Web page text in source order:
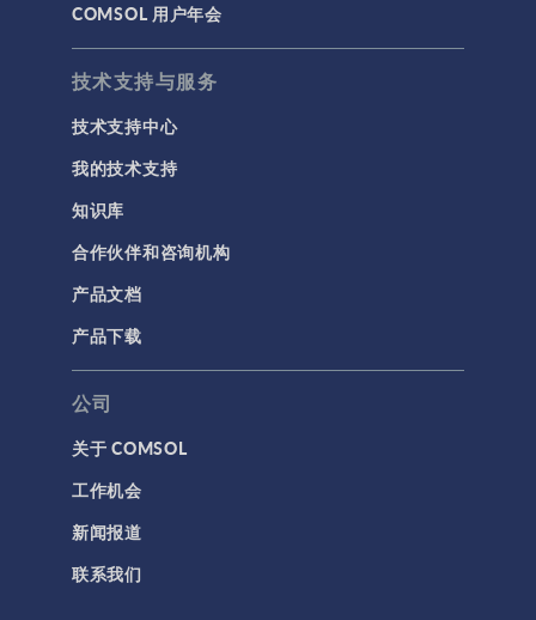
材料
物理场接口
用户界面
研究与求解器
简介
结果与可视化
网格
集群计算和云计算
3D 打印
AC/DC 模块
App 开发器简介视频
CFD 模块
COMSOL 用户年会
技术支持与服务
技术支持中心
我的技术支持
知识库
合作伙伴和咨询机构
产品文档
产品下载
公司
关于 COMSOL
工作机会
新闻报道
联系我们